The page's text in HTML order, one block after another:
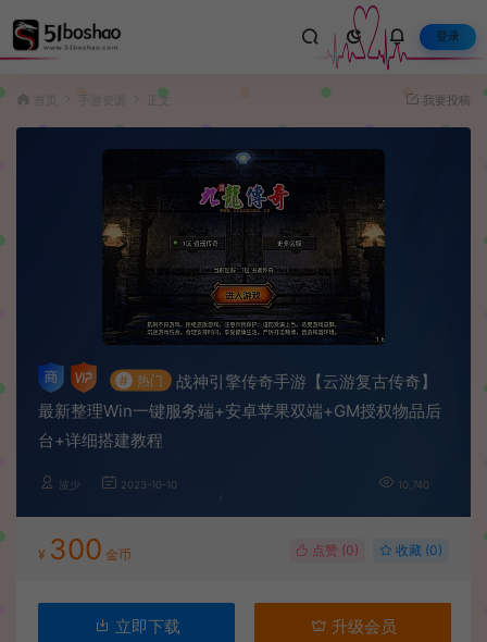
登录
手游资源 正文 我要投稿
# 热门
战神引擎传奇手游【云游复古传奇】
最新整理Win一键服务端+安卓苹果双端+GM授权物品后
台+详细搭建教程
波少 2023-10-10 10,740
¥ 300 金币 点赞 (0) 收藏 (0)
立即下载 升级会员